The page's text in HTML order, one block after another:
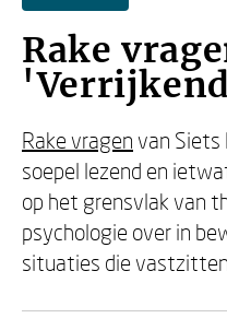
Rake
Rake vragen van Siets
soepel lezend en
op het grensvlak van
psychologie over in
situaties die